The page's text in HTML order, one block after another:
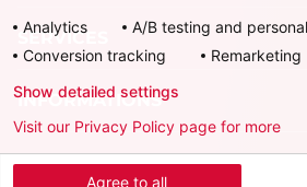
SERVICES
INFORMATIONS
Télécharger l'AS Monaco App
Analytics
A/B testing and
Conversion tracking
Remarketing
Agree to all
Show detailed settings
Visit our Privacy Policy page for more